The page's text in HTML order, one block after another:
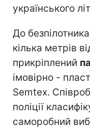
українського
До
кілька метрів
прикріплений
імовірно -
Semtex.
поліції
саморобний